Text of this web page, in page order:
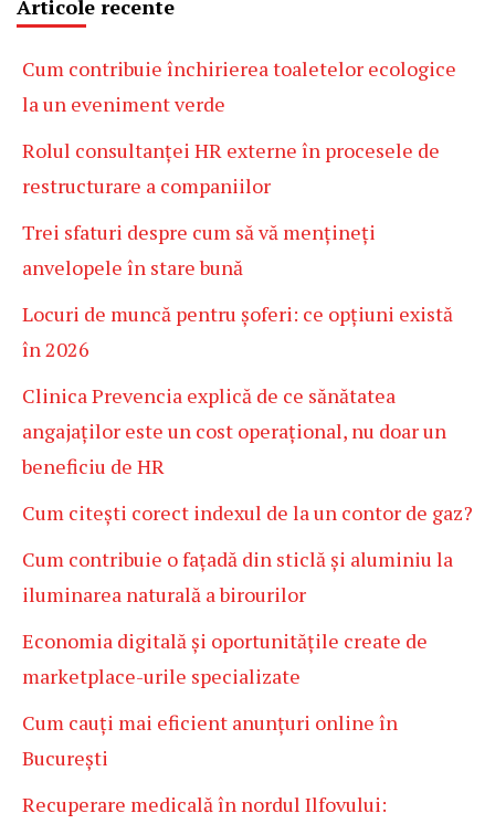
Articole recente
Cum contribuie închirierea toaletelor ecologice
la un eveniment verde
Rolul consultanței HR externe în procesele de
restructurare a companiilor
Trei sfaturi despre cum să vă mențineți
anvelopele în stare bună
Locuri de muncă pentru șoferi: ce opțiuni există
în 2026
Clinica Prevencia explică de ce sănătatea
angajaților este un cost operațional, nu doar un
beneficiu de HR
Cum citești corect indexul de la un contor de gaz?
Cum contribuie o fațadă din sticlă și aluminiu la
iluminarea naturală a birourilor
Economia digitală și oportunitățile create de
marketplace-urile specializate
Cum cauți mai eficient anunțuri online în
București
Recuperare medicală în nordul Ilfovului: